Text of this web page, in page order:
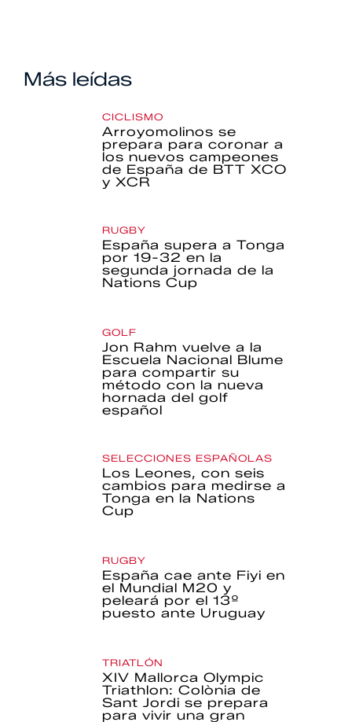
Más leídas
CICLISMO
Arroyomolinos se
prepara para coronar a
los nuevos campeones
de España de BTT XCO
y XCR
RUGBY
España supera a Tonga
por 19-32 en la
segunda jornada de la
Nations Cup
GOLF
Jon Rahm vuelve a la
Escuela Nacional Blume
para compartir su
método con la nueva
hornada del golf
español
SELECCIONES ESPAÑOLAS
Los Leones, con seis
cambios para medirse a
Tonga en la Nations
Cup
RUGBY
España cae ante Fiyi en
el Mundial M20 y
peleará por el 13º
puesto ante Uruguay
TRIATLÓN
XIV Mallorca Olympic
Triathlon: Colònia de
Sant Jordi se prepara
para vivir una gran